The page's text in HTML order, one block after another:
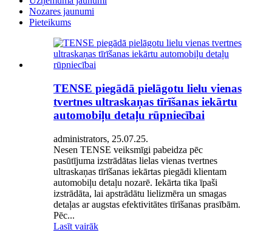
Nozares jaunumi
Pieteikums
TENSE piegādā pielāgotu lielu vienas
tvertnes ultraskaņas tīrīšanas iekārtu
automobiļu detaļu rūpniecībai
administrators, 25.07.25.
Nesen TENSE veiksmīgi pabeidza pēc
pasūtījuma izstrādātas lielas vienas tvertnes
ultraskaņas tīrīšanas iekārtas piegādi klientam
automobiļu detaļu nozarē. Iekārta tika īpaši
izstrādāta, lai apstrādātu lielizmēra un smagas
detaļas ar augstas efektivitātes tīrīšanas prasībām.
Pēc...
Lasīt vairāk